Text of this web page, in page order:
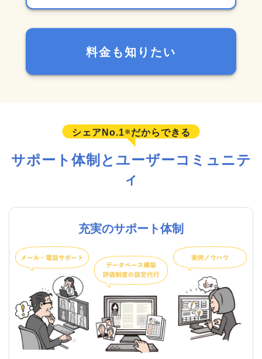
料金も知りたい
シェアNo.1※ だからできる
サポート体制とユーザーコミュニテ
ィ
充実のサポート体制